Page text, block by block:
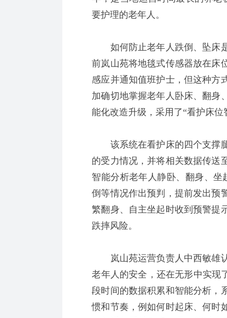
要护理的老年人。
如何防止老年人跌倒、坠床是
前岚山苑将地毯式传感器放在床
感应并通知值班护士，但这种方
加确切地掌握老年人卧床、翻身
能化改造升级，采用了“看护床位
该系统在看护床的四个支撑腿
的受力情况，并将相关数据传送
智能分析老年人静卧、翻身、
倒等情况作出预判，提前发出预
繁翻身、自主坐起时收到预警提
跌摔风险。
岚山苑运营负责人中西敏雄认
老年人的安全，还在无形中实现
段时间的数据积累和智能分析，
惯和节奏，例如何时起床、何时